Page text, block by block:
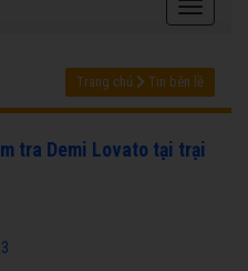
Trang chủ Tin bên lề
tra Demi Lovato tại trại